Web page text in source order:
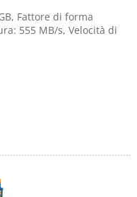
Fattore di forma
555 MB/s, Velocità di